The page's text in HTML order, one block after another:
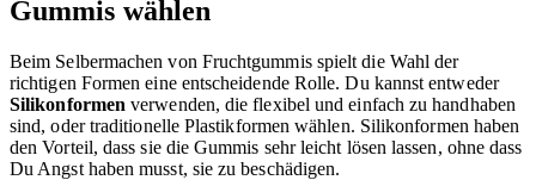
Gummis wählen
Beim Selbermachen von Fruchtgummis spielt die Wahl der
richtigen Formen eine entscheidende Rolle. Du kannst entweder
Silikonformen verwenden, die flexibel und einfach zu handhaben
sind, oder traditionelle Plastikformen wählen. Silikonformen haben
den Vorteil, dass sie die Gummis sehr leicht lösen lassen, ohne dass
Du Angst haben musst, sie zu beschädigen.